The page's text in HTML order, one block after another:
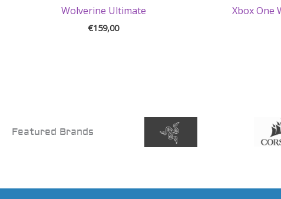
Wolverine Ultimate
€159,00
Xbox One
Featured Brands